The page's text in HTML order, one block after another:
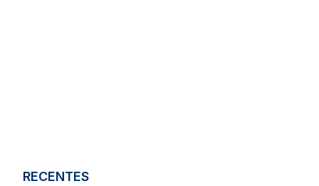
RECENTES